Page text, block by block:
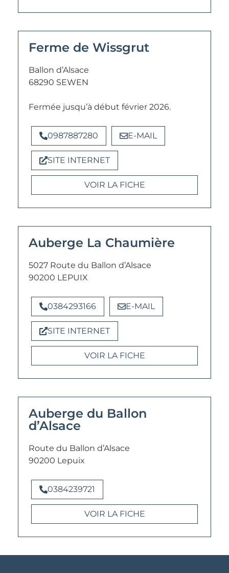
Ferme de Wissgrut
Ballon d’Alsace
68290 SEWEN
Fermée jusqu’à début février 2026.
0987887280 E-MAIL
SITE INTERNET
VOIR LA FICHE
Auberge La Chaumière
5027 Route du Ballon d’Alsace
90200 LEPUIX
0384293166 E-MAIL
SITE INTERNET
VOIR LA FICHE
Auberge du Ballon
d’Alsace
Route du Ballon d’Alsace
90200 Lepuix
0384239721
VOIR LA FICHE